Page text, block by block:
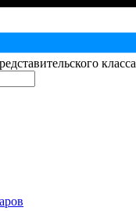
класса